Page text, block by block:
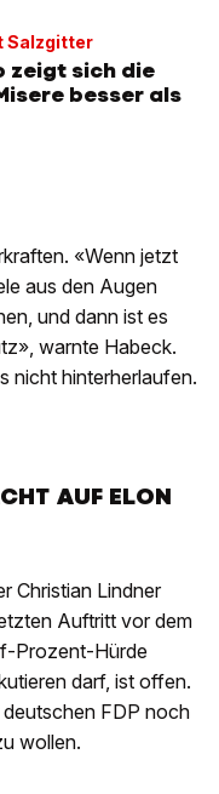
Salzgitter
zeigt sich die
besser als
«Wenn jetzt
aus den Augen
und dann ist es
warnte Habeck.
nicht hinterherlaufen.
AUF ELON
Christian Lindner
Auftritt vor dem
Prozent-Hürde
darf, ist offen.
FDP noch
wollen.